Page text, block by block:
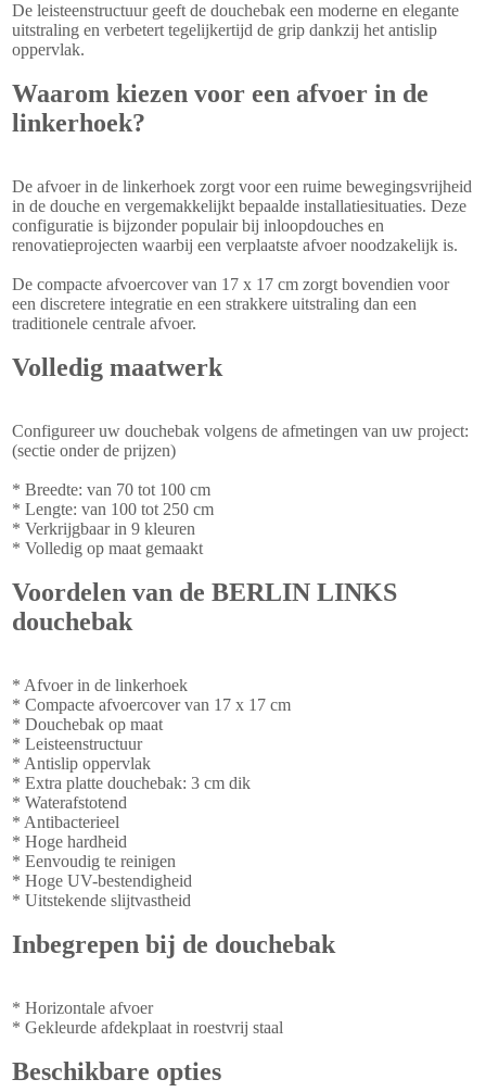
De leisteenstructuur geeft de douchebak een moderne en elegante
uitstraling en verbetert tegelijkertijd de grip dankzij het antislip
oppervlak.
Waarom kiezen voor een afvoer in de
linkerhoek?
De afvoer in de linkerhoek zorgt voor een ruime bewegingsvrijheid
in de douche en vergemakkelijkt bepaalde installatiesituaties. Deze
configuratie is bijzonder populair bij inloopdouches en
renovatieprojecten waarbij een verplaatste afvoer noodzakelijk is.
De compacte afvoercover van 17 x 17 cm zorgt bovendien voor
een discretere integratie en een strakkere uitstraling dan een
traditionele centrale afvoer.
Volledig maatwerk
Configureer uw douchebak volgens de afmetingen van uw project:
(sectie onder de prijzen)
* Breedte: van 70 tot 100 cm
* Lengte: van 100 tot 250 cm
* Verkrijgbaar in 9 kleuren
* Volledig op maat gemaakt
Voordelen van de BERLIN LINKS
douchebak
* Afvoer in de linkerhoek
* Compacte afvoercover van 17 x 17 cm
* Douchebak op maat
* Leisteenstructuur
* Antislip oppervlak
* Extra platte douchebak: 3 cm dik
* Waterafstotend
* Antibacterieel
* Hoge hardheid
* Eenvoudig te reinigen
* Hoge UV-bestendigheid
* Uitstekende slijtvastheid
Inbegrepen bij de douchebak
* Horizontale afvoer
* Gekleurde afdekplaat in roestvrij staal
Beschikbare opties